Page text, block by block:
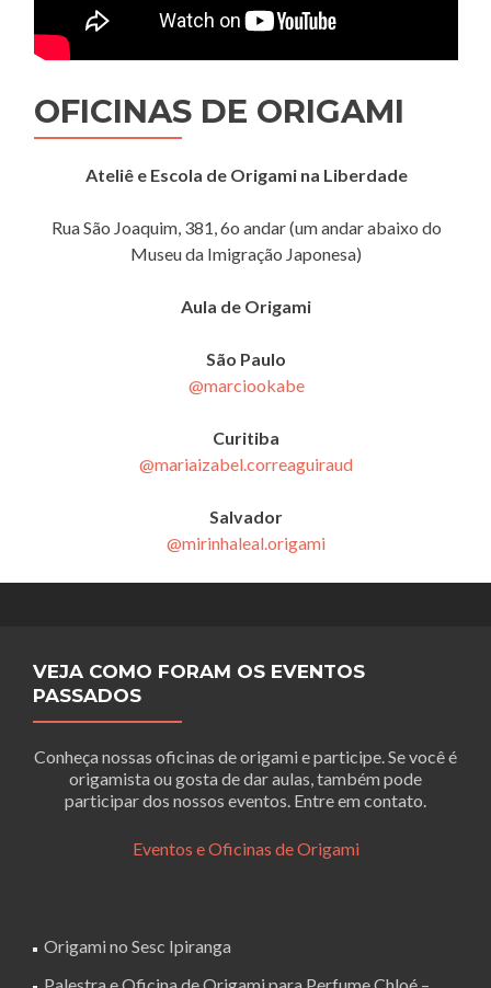
OFICINAS DE ORIGAMI
Ateliê e Escola de Origami na Liberdade
Rua São Joaquim, 381, 6o andar (um andar abaixo do
Museu da Imigração Japonesa)
Aula de Origami
São Paulo
@marciookabe
Curitiba
@mariaizabel.correaguiraud
Salvador
@mirinhaleal.origami
VEJA COMO FORAM OS EVENTOS
PASSADOS
Conheça nossas oficinas de origami e participe. Se você é
origamista ou gosta de dar aulas, também pode
participar dos nossos eventos. Entre em contato.
Eventos e Oficinas de Origami
Origami no Sesc Ipiranga